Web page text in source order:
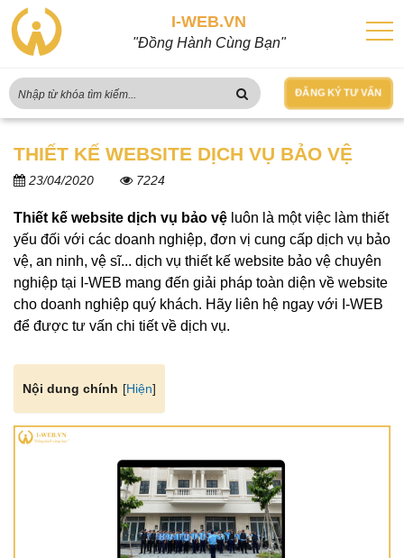
I-WEB.VN
"Đồng Hành Cùng Bạn"
ĐĂNG KÝ TƯ VẤN
THIẾT KẾ WEBSITE DỊCH VỤ BẢO VỆ
23/04/2020 7224
Thiết kế website dịch vụ bảo vệ luôn là một việc làm thiết
yếu đối với các doanh nghiệp, đơn vị cung cấp dịch vụ bảo
vệ, an ninh, vệ sĩ... dịch vụ thiết kế website bảo vệ chuyên
nghiệp tại I-WEB mang đến giải pháp toàn diện về website
cho doanh nghiệp quý khách. Hãy liên hệ ngay với I-WEB
để được tư vấn chi tiết về dịch vụ.
Nội dung chính [Hiện]